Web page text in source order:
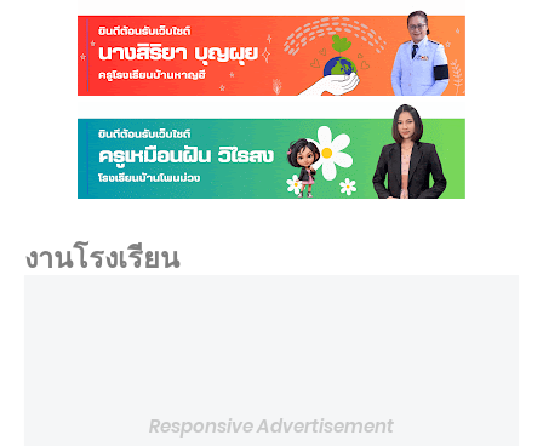
งานโรงเรียน
Responsive Advertisement